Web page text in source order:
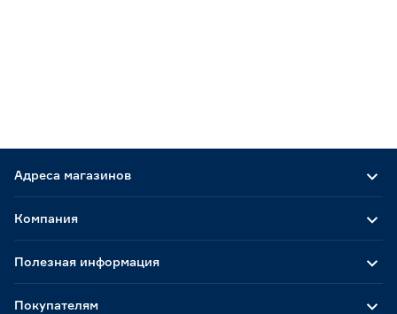
Адреса магазинов
Компания
Полезная информация
Покупателям